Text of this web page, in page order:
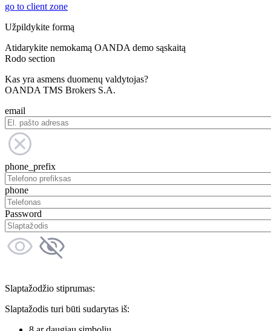
go to client zone
Užpildykite formą
Atidarykite nemokamą OANDA demo sąskaitą
Rodo section
Kas yra asmens duomenų valdytojas?
OANDA TMS Brokers S.A.
email
phone_prefix
phone
Password
Slaptažodžio stiprumas:
Slaptažodis turi būti sudarytas iš: